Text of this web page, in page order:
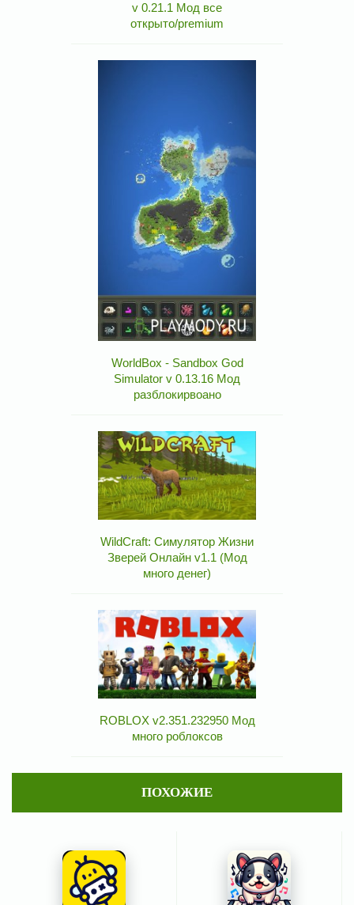
v 0.21.1 Мод все
открыто/premium
WorldBox - Sandbox God
Simulator v 0.13.16 Мод
разблокирвоано
WildCraft: Симулятор Жизни
Зверей Онлайн v1.1 (Мод
много денег)
ROBLOX v2.351.232950 Мод
много роблоксов
ПОХОЖИЕ